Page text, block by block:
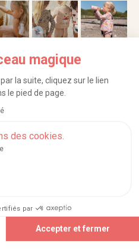
magique
la suite, cliquez sur le lien
le pied de page.
des cookies.
par
Accepter et fermer
panier
de paiement|Zones et frais de livraison
de produits|Protection des données|